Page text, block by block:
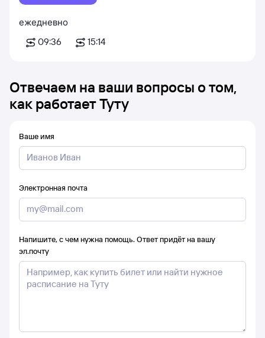
ежедневно
09:36
15:14
Отвечаем на ваши вопросы о том,
как работает Туту
Ваше имя
Электронная почта
Напишите, с чем нужна помощь. Ответ придёт на вашу
эл.почту